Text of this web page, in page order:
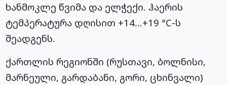
ხანმოკლე წვიმა და ელჭექი. ჰაერის
ტემპერატურა დღისით +14…+19 °C-ს
შეადგენს.
ქართლის რეგიონში (რუსთავი, ბოლნისი,
მარნეული, გარდაბანი, გორი, ცხინვალი)